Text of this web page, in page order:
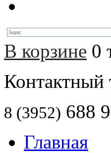
В корзине 0
Контактный
8 (3952) 688
Главная